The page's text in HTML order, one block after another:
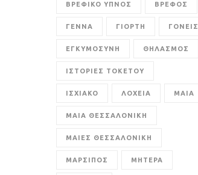
ΒΡΕΦΙΚΟ ΥΠΝΟΣ ΒΡΕΦΟΣ
ΓΕΝΝΑ ΓΙΟΡΤΗ ΓΟΝΕΙΣ
ΕΓΚΥΜΟΣΥΝΗ ΘΗΛΑΣΜΟΣ
ΙΣΤΟΡΙΕΣ ΤΟΚΕΤΟΥ
ΙΣΧΙΑΚΟ ΛΟΧΕΙΑ ΜΑΙΑ
ΜΑΙΑ ΘΕΣΣΑΛΟΝΙΚΗ
ΜΑΙΕΣ ΘΕΣΣΑΛΟΝΙΚΗ
ΜΑΡΣΙΠΟΣ ΜΗΤΕΡΑ